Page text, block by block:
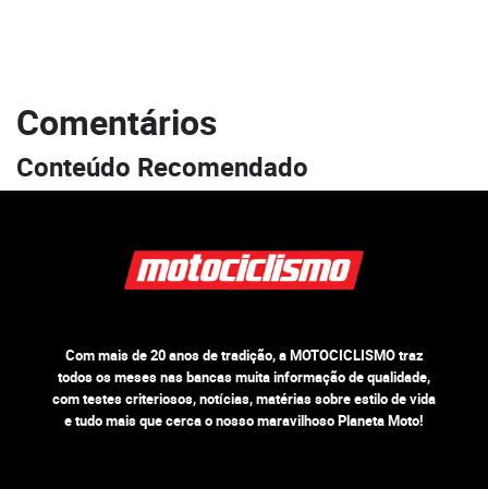
Comentários
Conteúdo Recomendado
Com mais de 20 anos de tradição, a MOTOCICLISMO traz
todos os meses nas bancas muita informação de qualidade,
com testes criteriosos, notícias, matérias sobre estilo de vida
e tudo mais que cerca o nosso maravilhoso Planeta Moto!